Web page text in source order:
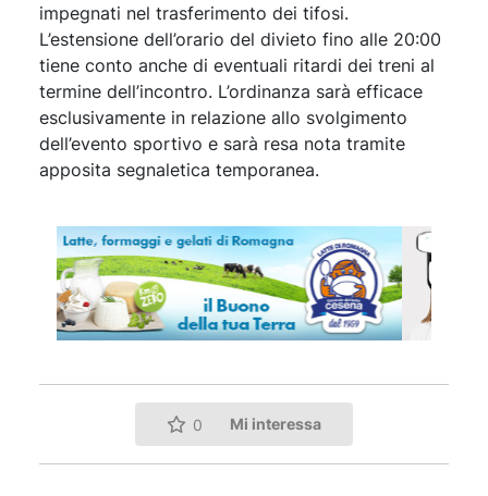
impegnati nel trasferimento dei tifosi.
L’estensione dell’orario del divieto fino alle 20:00
tiene conto anche di eventuali ritardi dei treni al
termine dell’incontro. L’ordinanza sarà efficace
esclusivamente in relazione allo svolgimento
dell’evento sportivo e sarà resa nota tramite
apposita segnaletica temporanea.
0 Mi interessa